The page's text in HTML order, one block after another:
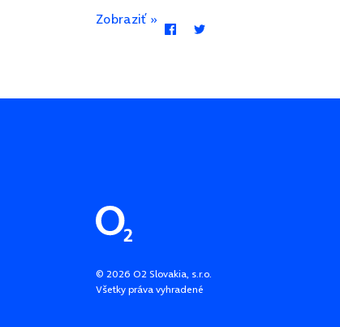
Zobraziť »
Pätička stránky
© 2026 O2 Slovakia, s.r.o.
Všetky práva vyhradené